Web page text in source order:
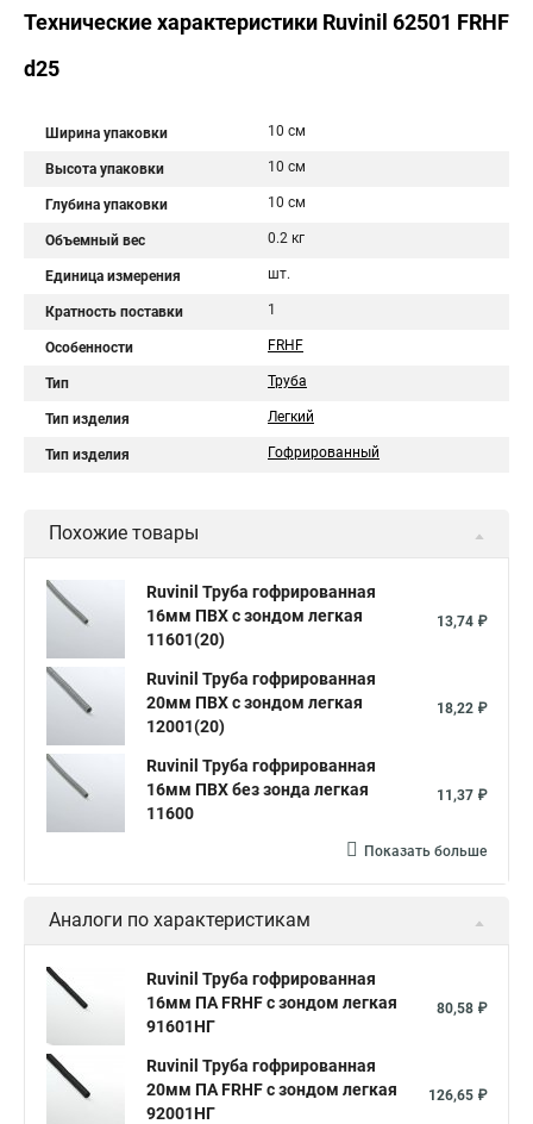
Технические характеристики Ruvinil 62501 FRHF
d25
Ширина упаковки 10 см
Высота упаковки 10 см
Глубина упаковки 10 см
Объемный вес 0.2 кг
Единица измерения шт.
Кратность поставки 1
Особенности FRHF
Тип Труба
Тип изделия Легкий
Тип изделия Гофрированный
Похожие товары
Ruvinil Труба гофрированная
16мм ПВХ с зондом легкая
11601(20)
13,74 ₽
Ruvinil Труба гофрированная
20мм ПВХ с зондом легкая
12001(20)
18,22 ₽
Ruvinil Труба гофрированная
16мм ПВХ без зонда легкая
11600
11,37 ₽
Показать больше
Аналоги по характеристикам
Ruvinil Труба гофрированная
16мм ПА FRHF с зондом легкая
91601НГ
80,58 ₽
Ruvinil Труба гофрированная
20мм ПА FRHF с зондом легкая
92001НГ
126,65 ₽